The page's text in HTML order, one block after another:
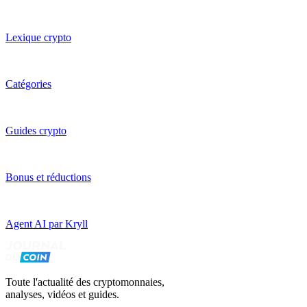
Lexique crypto
Catégories
Guides crypto
Bonus et réductions
Agent AI par Kryll
Toute l'actualité des cryptomonnaies,
analyses, vidéos et guides.